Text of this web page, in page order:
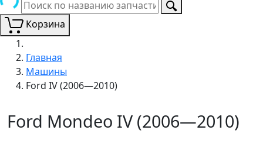
Корзина
Главная
Машины
Ford IV (2006—2010)
Ford Mondeo IV (2006—2010)